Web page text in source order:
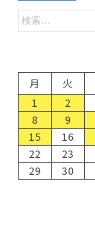
月
火
1
2
8
9
15
16
22
23
29
30